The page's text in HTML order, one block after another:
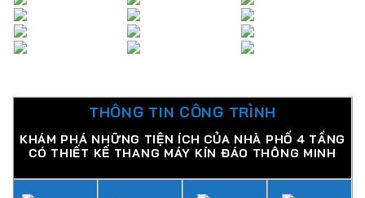
THÔNG TIN CÔNG TRÌNH
KHÁM PHÁ NHỮNG TIỆN ÍCH CỦA NHÀ PHỐ 4 TẦNG
CÓ THIẾT KẾ THANG MÁY KÍN ĐÁO THÔNG MINH